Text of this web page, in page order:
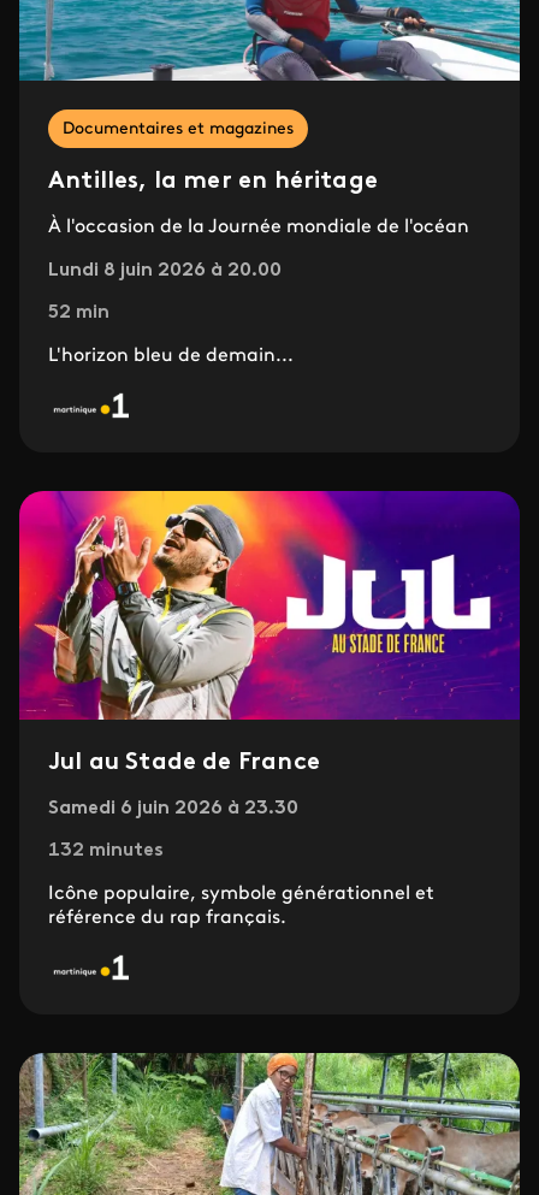
Documentaires et magazines
Antilles, la mer en héritage
À l'occasion de la Journée mondiale de l'océan
Lundi 8 juin 2026 à 20.00
52 min
L'horizon bleu de demain...
Jul au Stade de France
Samedi 6 juin 2026 à 23.30
132 minutes
Icône populaire, symbole générationnel et
référence du rap français.